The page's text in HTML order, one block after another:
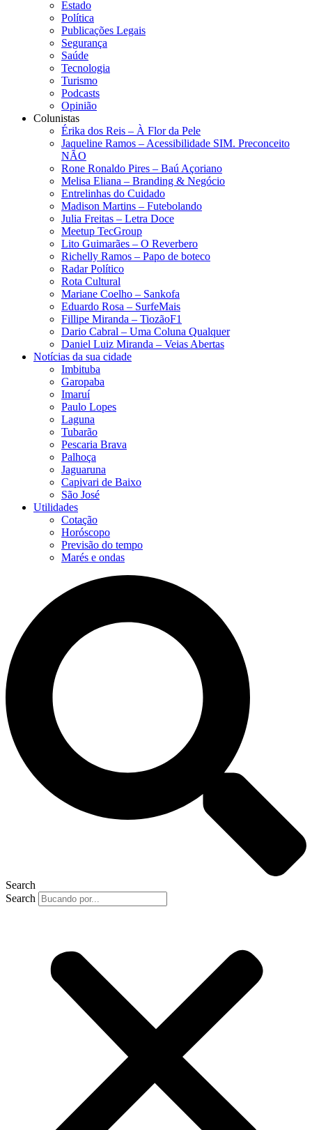
Estado
Política
Publicações Legais
Segurança
Saúde
Tecnologia
Turismo
Podcasts
Opinião
Colunistas
Érika dos Reis​ – À Flor da Pele
Jaqueline Ramos – Acessibilidade SIM. Preconceito
NÃO
Rone Ronaldo Pires – Baú Açoriano
Melisa Eliana – Branding & Negócio
Entrelinhas do Cuidado
Madison Martins – Futebolando
Julia Freitas​ – Letra Doce
Meetup TecGroup
Lito Guimarães – O Reverbero
Richelly Ramos​ – Papo de boteco
Radar Político
Rota Cultural
Mariane Coelho – Sankofa
Eduardo Rosa​ – SurfeMais
Fillipe Miranda – TiozãoF1
Dario Cabral – Uma Coluna Qualquer
Daniel Luiz Miranda – Veias Abertas
Notícias da sua cidade
Imbituba
Garopaba
Imaruí
Paulo Lopes
Laguna
Tubarão
Pescaria Brava
Palhoça
Jaguaruna
Capivari de Baixo
São José
Utilidades
Cotação
Horóscopo
Previsão do tempo
Marés e ondas
Search
Search